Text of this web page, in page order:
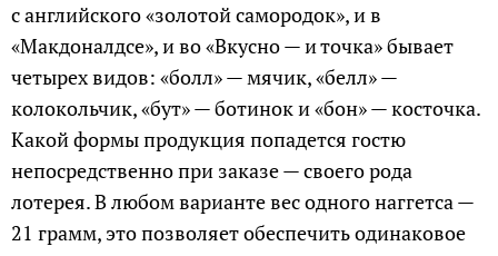
с английского «золотой самородок», и в
«Макдоналдсе», и во «Вкусно — и точка» бывает
четырех видов: «болл» — мячик, «белл» —
колокольчик, «бут» — ботинок и «бон» — косточка.
Какой формы продукция попадется гостю
непосредственно при заказе — своего рода
лотерея. В любом варианте вес одного наггетса —
21 грамм, это позволяет обеспечить одинаковое